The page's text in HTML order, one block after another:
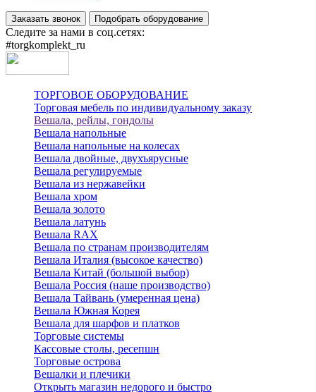
Заказать звонок Подобрать оборудование
Следите за нами в соц.сетях:
#torgkomplekt_ru
ТОРГОВОЕ ОБОРУДОВАНИЕ
Торговая мебель по индивидуальному заказу
Вешала, рейлы, гондолы
Вешала напольные
Вешала напольные на колесах
Вешала двойные, двухъярусные
Вешала регулируемые
Вешала из нержавейки
Вешала хром
Вешала золото
Вешала латунь
Вешала RAX
Вешала по странам производителям
Вешала Италия (высокое качество)
Вешала Китай (большой выбор)
Вешала Россия (наше производство)
Вешала Тайвань (умеренная цена)
Вешала Южная Корея
Вешала для шарфов и платков
Торговые системы
Кассовые столы, ресепшн
Торговые острова
Вешалки и плечики
Открыть магазин недорого и быстро